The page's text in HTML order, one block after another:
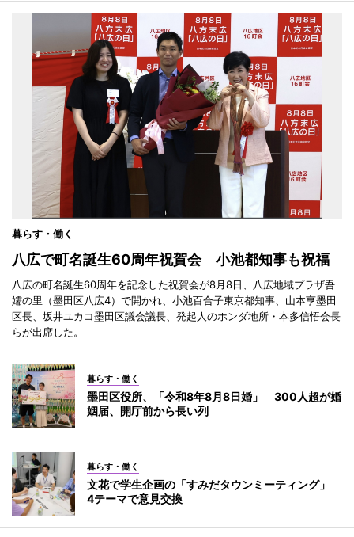
暮らす・働く
八広で町名誕生60周年祝賀会 小池都知事も祝福
八広の町名誕生60周年を記念した祝賀会が8月8日、八広地域プラザ吾
嬬の里（墨田区八広4）で開かれ、小池百合子東京都知事、山本亨墨田
区長、坂井ユカコ墨田区議会議長、発起人のホンダ地所・本多信悟会長
らが出席した。
暮らす・働く
墨田区役所、「令和8年8月8日婚」 300人超が婚
姻届、開庁前から長い列
暮らす・働く
文花で学生企画の「すみだタウンミーティング」
4テーマで意見交換